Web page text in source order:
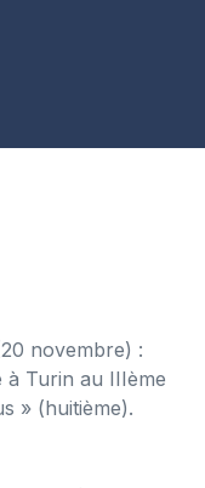
novembre) :
Turin au IIIème
» (huitième).